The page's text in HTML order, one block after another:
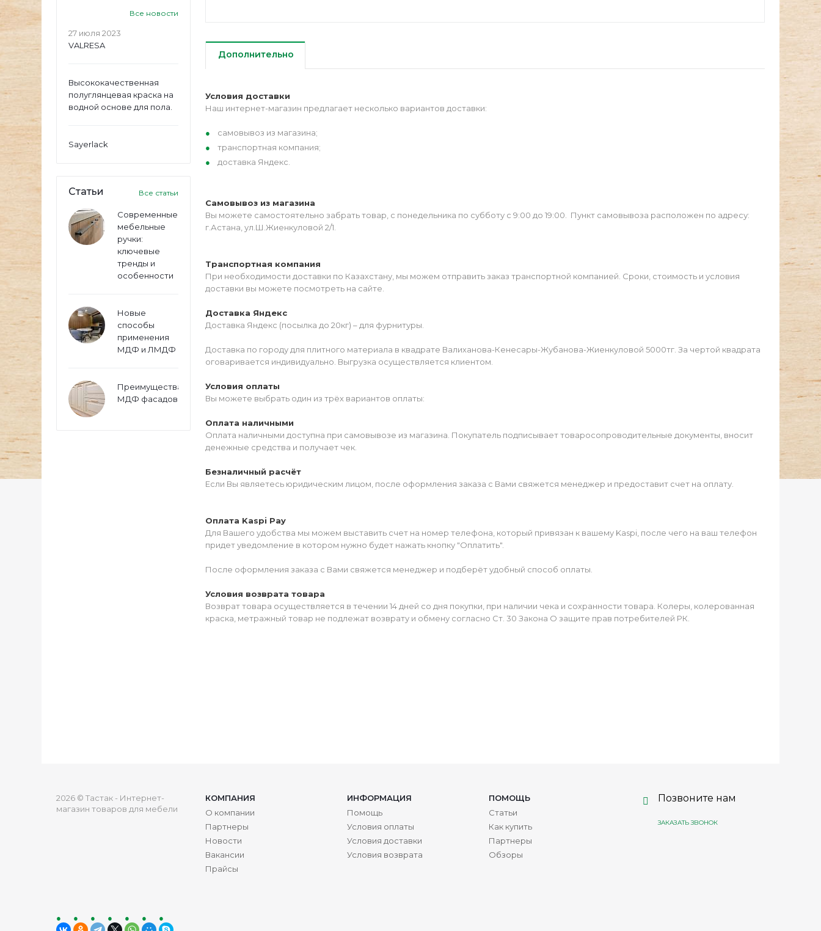
Все новости
27 июля 2023
VALRESA
Высококачественная
полуглянцевая краска на
водной основе для пола.
Sayerlack
Статьи Все статьи
Современные
мебельные
ручки:
ключевые
тренды и
особенности
Новые
способы
применения
МДФ и ЛМДФ
Преимущества
МДФ фасадов
Дополнительно
Условия доставки
Наш интернет-магазин предлагает несколько вариантов доставки:
самовывоз из магазина;
транспортная компания;
доставка Яндекс.
Самовывоз из магазина
Вы можете самостоятельно забрать товар, с понедельника по субботу с 9:00 до 19:00. Пункт самовывоза расположен по адресу:
г.Астана, ул.Ш.Жиенкуловой 2/1.
Транспортная компания
При необходимости доставки по Казахстану, мы можем отправить заказ транспортной компанией. Сроки, стоимость и условия
доставки вы можете посмотреть на сайте.
Доставка Яндекс
Доставка Яндекс (посылка до 20кг) – для фурнитуры.
Доставка по городу для плитного материала в квадрате Валиханова-Кенесары-Жубанова-Жиенкуловой 5000тг. За чертой квадрата
оговаривается индивидуально. Выгрузка осуществляется клиентом.
Условия оплаты
Вы можете выбрать один из трёх вариантов оплаты:
Оплата наличными
Оплата наличными доступна при самовывозе из магазина. Покупатель подписывает товаросопроводительные документы, вносит
денежные средства и получает чек.
Безналичный расчёт
Если Вы являетесь юридическим лицом, после оформления заказа с Вами свяжется менеджер и предоставит счет на оплату.
Оплата Kaspi Pay
Для Вашего удобства мы можем выставить счет на номер телефона, который привязан к вашему Kaspi, после чего на ваш телефон
придет уведомление в котором нужно будет нажать кнопку "Оплатить".
После оформления заказа с Вами свяжется менеджер и подберёт удобный способ оплаты.
Условия возврата товара
Возврат товара осуществляется в течении 14 дней со дня покупки, при наличии чека и сохранности товара. Колеры, колерованная
краска, метражный товар не подлежат возврату и обмену согласно Ст. 30 Закона О защите прав потребителей РК.
2026 © Тастак - Интернет-
магазин товаров для мебели
КОМПАНИЯ ИНФОРМАЦИЯ
ПОМОЩЬ
О компании
Партнеры
Новости
Вакансии
Прайсы
Помощь
Условия оплаты
Условия доставки
Условия возврата
Статьи
Как купить
Партнеры
Обзоры
Позвоните нам
ЗАКАЗАТЬ ЗВОНОК